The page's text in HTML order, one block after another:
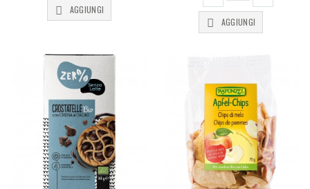
AGGIUNGI
AGGIUNGI